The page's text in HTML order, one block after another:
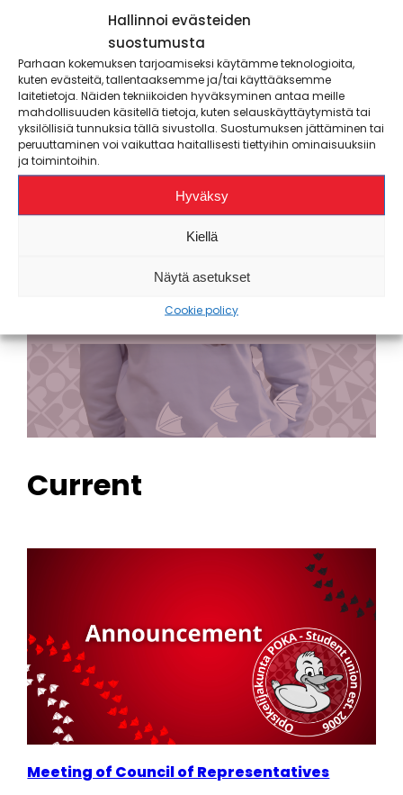
Hallinnoi evästeiden
suostumusta
Parhaan kokemuksen tarjoamiseksi käytämme teknologioita,
kuten evästeitä, tallentaaksemme ja/tai käyttääksemme
laitetietoja. Näiden tekniikoiden hyväksyminen antaa meille
mahdollisuuden käsitellä tietoja, kuten selauskäyttäytymistä tai
yksilöllisiä tunnuksia tällä sivustolla. Suostumuksen jättäminen tai
peruuttaminen voi vaikuttaa haitallisesti tiettyihin ominaisuuksiin
ja toimintoihin.
Hyväksy
Kiellä
Näytä asetukset
Cookie policy
Advocacy– #pokastandsupforyou
Student wellbeing– #kareliaforall
Current
Meeting of Council of Representatives